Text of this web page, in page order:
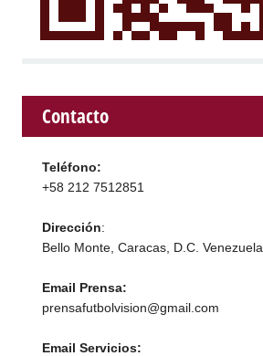
Contacto
Teléfono:
+58 212 7512851
Dirección:
Bello Monte, Caracas, D.C. Venezuela
Email Prensa:
prensafutbolvision@gmail.com
Email Servicios: